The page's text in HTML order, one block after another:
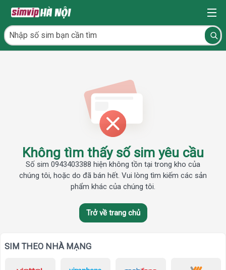
Không tìm thấy số sim yêu cầu
Số sim 0943403388 hiện không tồn tại trong kho của
chúng tôi, hoặc do đã bán hết. Vui lòng tìm kiếm các sản
phẩm khác của chúng tôi.
Trở về trang chủ
SIM THEO NHÀ MẠNG